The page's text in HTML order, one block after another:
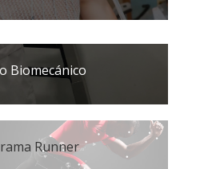
Biomecánico
Runner